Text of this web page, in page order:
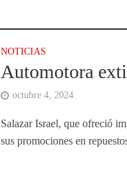
NOTICIAS
Automotora
octubre 4, 2024
Salazar Israel, que ofreció
sus promociones en